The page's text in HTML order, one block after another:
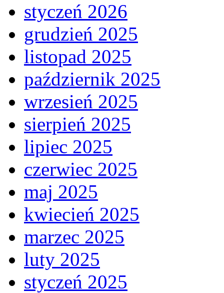
styczeń 2026
grudzień 2025
listopad 2025
październik 2025
wrzesień 2025
sierpień 2025
lipiec 2025
czerwiec 2025
maj 2025
kwiecień 2025
marzec 2025
luty 2025
styczeń 2025